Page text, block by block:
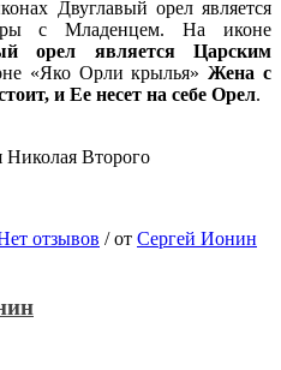
Двуглавый орел является
с Младенцем. На иконе
орел является Царским
«Яко Орли крылья»Жена с
и Ее несет на себе Орел.
Второго
отзывов /от Сергей Ионин